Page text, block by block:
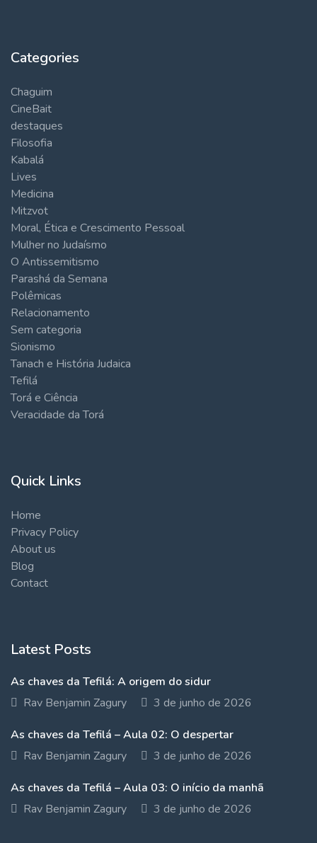
Categories
Chaguim
CineBait
destaques
Filosofia
Kabalá
Lives
Medicina
Mitzvot
Moral, Ética e Crescimento Pessoal
Mulher no Judaísmo
O Antissemitismo
Parashá da Semana
Polêmicas
Relacionamento
Sem categoria
Sionismo
Tanach e História Judaica
Tefilá
Torá e Ciência
Veracidade da Torá
Quick Links
Home
Privacy Policy
About us
Blog
Contact
Latest Posts
As chaves da Tefilá: A origem do sidur
Rav Benjamin Zagury
3 de junho de 2026
As chaves da Tefilá – Aula 02: O despertar
Rav Benjamin Zagury
3 de junho de 2026
As chaves da Tefilá – Aula 03: O início da manhã
Rav Benjamin Zagury
3 de junho de 2026